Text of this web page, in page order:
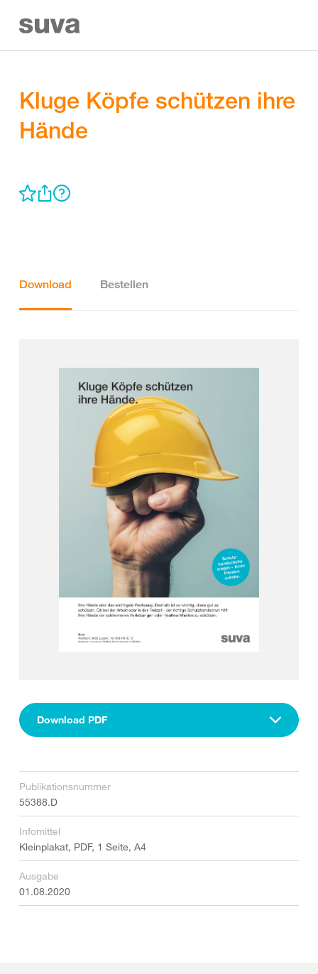
Kluge Köpfe schützen ihre
Hände
Download Bestellen
Download PDF
Publikationsnummer
55388.D
Infomittel
Kleinplakat, PDF, 1 Seite, A4
Ausgabe
01.08.2020